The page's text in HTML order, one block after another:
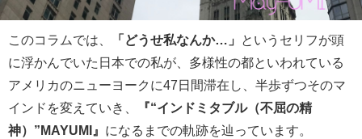
このコラムでは、 「どうせ私なんか…」
というセリフが頭
に浮かんでいた日本での私が、多様性の都といわれている
アメリカのニューヨークに47日間滞在し、半歩ずつそのマ
インドを変えていき、
『“インドミタブル（不屈の精
神）”MAYUMI』 になるまでの軌跡を辿っています。